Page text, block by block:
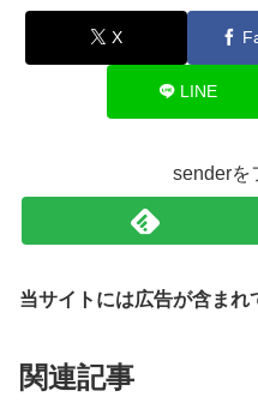
X
LINE
senderを
当サイトには広告が含まれ
関連記事